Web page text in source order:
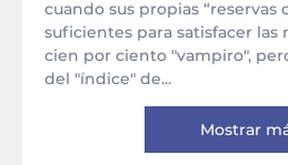
cuando sus propias “reservas
suficientes para satisfacer las
cien por ciento "vampiro",
del "índice" de...
Mostrar